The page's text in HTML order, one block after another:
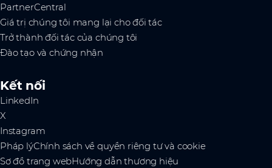
PartnerCentral
Giá trị chúng tôi mang lại cho đối tác
Trở thành đối tác của chúng tôi
Đào tạo và chứng nhận
Kết nối
LinkedIn
X
Instagram
Pháp lýChính sách về quyền riêng tư và cookie
Sơ đồ trang webHướng dẫn thương hiệu